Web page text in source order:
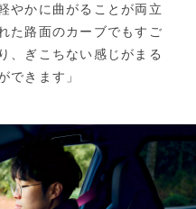
やかに曲がることが両立
た路面のカーブでもすご
、ぎこちない感じがまる
できます」